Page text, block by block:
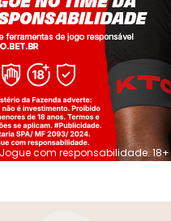
Jogue com responsabilidade. 18+